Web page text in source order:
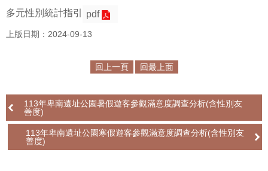
觀
習
探
多元性別統計指引 pdf
上版日期：2024-09-13
回上一頁 回最上面
113年卑南遺址公園暑假遊客參觀滿意度調查分析(含性別友
善度)
113年卑南遺址公園寒假遊客參觀滿意度調查分析(含性別友
善度)